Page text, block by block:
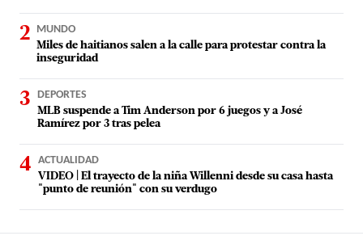
MUNDO
Miles de haitianos salen a la calle para protestar contra la
inseguridad
DEPORTES
MLB suspende a Tim Anderson por 6 juegos y a José
Ramírez por 3 tras pelea
ACTUALIDAD
VIDEO | El trayecto de la niña Willenni desde su casa hasta
"punto de reunión" con su verdugo